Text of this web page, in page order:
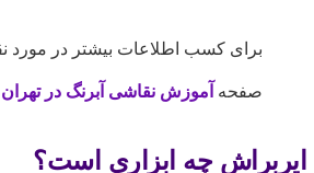
برای کسب اطلاعات بیشتر در مورد
صفحهآموزش نقاشی آبرنگ در تهران
ایربراش چه ابزاری است؟